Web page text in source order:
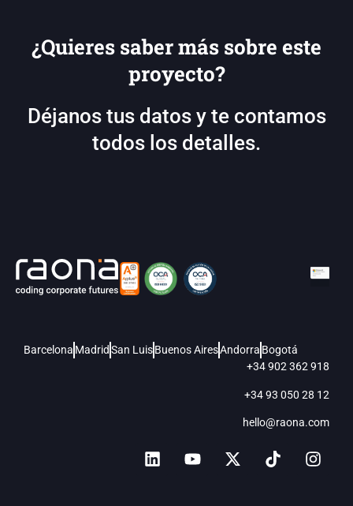
¿Quieres saber más sobre este
proyecto?
Déjanos tus datos y te contamos
todos los detalles.
Barcelona MadridSan LuisBuenos AiresAndorra Bogotá
+34 902 362 918
+34 93 050 28 12
hello@raona.com